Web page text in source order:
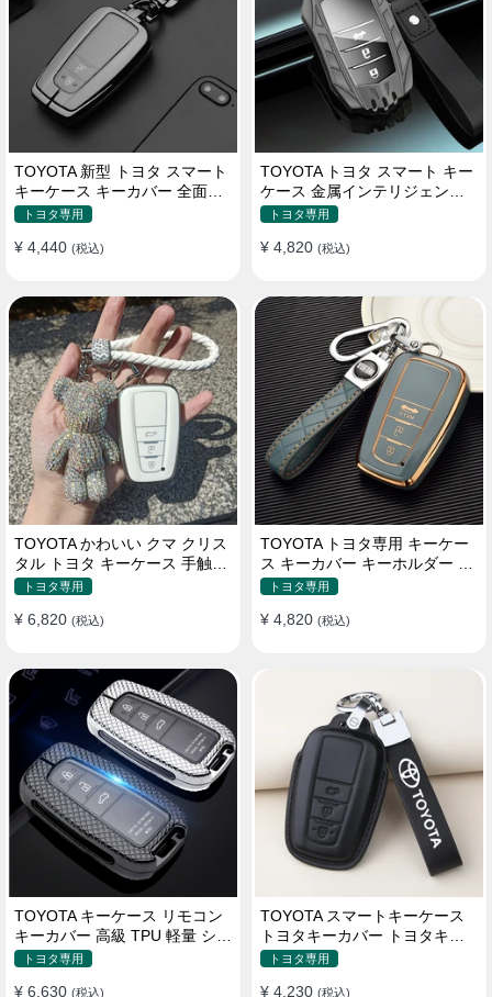
TOYOTA 新型 トヨタ スマート
キーケース キーカバー 全面保
護 汚れ防止 滑り止め 傷防止
トヨタ専用
¥ 4,440 (税込)
TOYOTA トヨタ スマート キー
ケース 金属インテリジェント
キーケース 高質な亜鉛合金材
トヨタ専用
¥ 4,820 (税込)
TOYOTA かわいい クマ クリス
タル トヨタ キーケース 手触り
いい 高級 傷防止
トヨタ専用
¥ 6,820 (税込)
TOYOTA トヨタ専用 キーケー
ス キーカバー キーホルダー ス
タイリッシュ オシャレ 汚れ防
トヨタ専用
¥ 4,820 (税込)
TOYOTA キーケース リモコン
キーカバー 高級 TPU 軽量 シリ
コン トヨタ キーホルダー
トヨタ専用
¥ 6,630 (税込)
TOYOTA スマートキーケース
トヨタキーカバー トヨタキー
ケース 本革レザー
トヨタ専用
¥ 4,230 (税込)